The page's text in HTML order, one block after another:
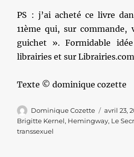
PS : j’ai acheté ce livre
11ème qui, sur
guichet ». Formidable
librairies et sur
Texte © dominique cozette
Auteur
Dominique Cozette
Publié
le
avril 23,
Brigitte Kernel, Hemingway, Le
transsexuel